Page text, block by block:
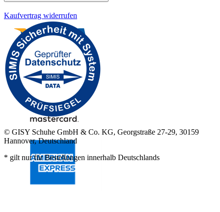
Kaufvertrag widerrufen
© GISY Schuhe GmbH & Co. KG, Georgstraße 27-29, 30159
Hannover, Deutschland
* gilt nur für Bestellungen innerhalb Deutschlands